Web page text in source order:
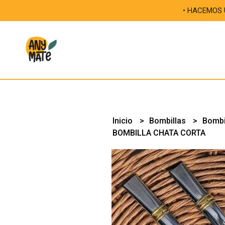
• HACEMOS ÚNICAS
Inicio Bombillas
BOMBILLA CHATA CORTA